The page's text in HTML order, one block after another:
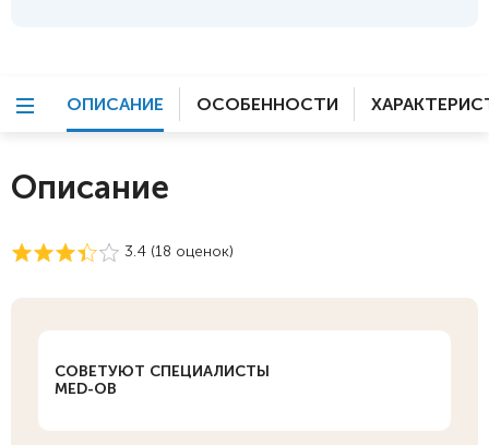
ОПИСАНИЕ ОСОБЕННОСТИ
Описание
3.4 (18 оценок)
СОВЕТУЮТ СПЕЦИАЛИСТЫ
MED-OB